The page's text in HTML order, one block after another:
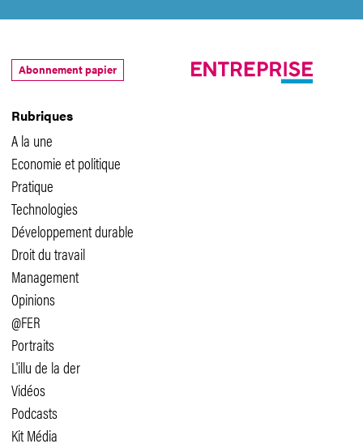
Rubriques
A la une
Economie et politique
Pratique
Technologies
Développement durable
Droit du travail
Management
Opinions
@FER
Portraits
L'illu de la der
Vidéos
Podcasts
Kit Média
Abonnement papier